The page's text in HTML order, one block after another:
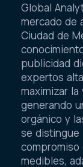
Global
mercado de
Ciudad de
publicidad
expertos
maximizar
generando
orgánico y
se distingue
medibles,